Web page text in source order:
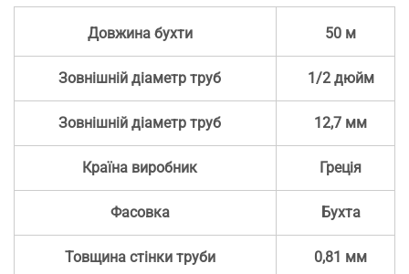
Довжина бухти 50 м
Зовнішній діаметр труб 1/2 дюйм
Зовнішній діаметр труб 12,7 мм
Країна виробник Греція
Фасовка Бухта
Товщина стінки труби 0,81 мм